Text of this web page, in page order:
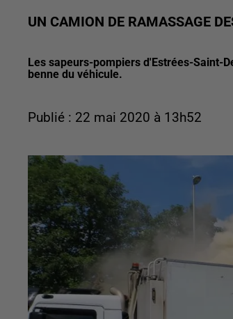
UN CAMION DE RAMASSAGE
Les sapeurs-pompiers d'Estrées-Saint-
benne du véhicule.
Publié : 22 mai 2020 à 13h52